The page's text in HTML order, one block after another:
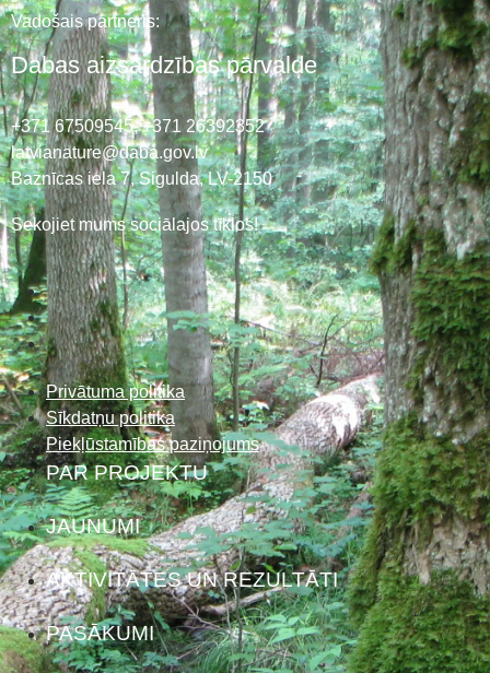
Vadošais partneris:
Dabas aizsardzības pārvalde
+371 67509545,+371 26392352
latvianature@daba.gov.lv
Baznīcas iela 7, Sigulda, LV-2150
Sekojiet mums sociālajos tīklos!
Privātuma politika
Sīkdatņu politika
Piekļūstamības paziņojums
PAR PROJEKTU
JAUNUMI
AKTIVITĀTES UN REZULTĀTI
PASĀKUMI